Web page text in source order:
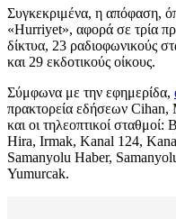
Συγκεκριμένα, η απόφαση,
«Hurriyet», αφορά σε τρία
δίκτυα, 23 ραδιοφωνικούς
και 29 εκδοτικούς οίκους.
Σύμφωνα με την εφημερίδα,
πρακτορεία εδήσεων Cihan,
και οι τηλεοπτικοί
Hira, Irmak, Kanal 124,
Samanyolu Haber,
Yumurcak.